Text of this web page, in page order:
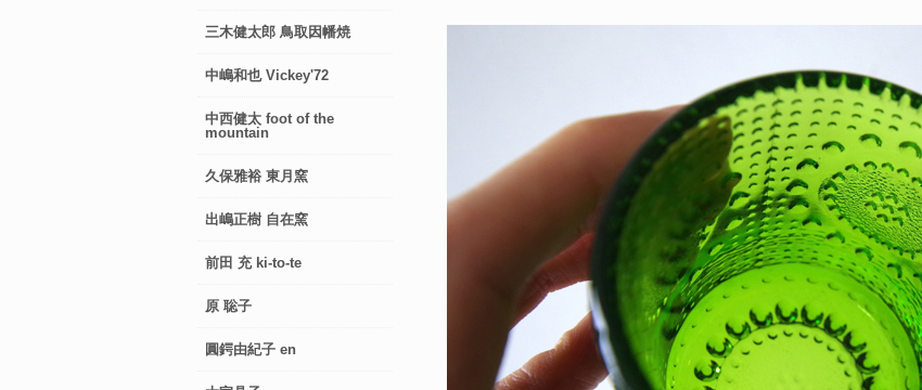
三木健太郎 鳥取因幡焼
中嶋和也 Vickey'72
中西健太 foot of the
mountain
久保雅裕 東月窯
出嶋正樹 自在窯
前田 充 ki-to-te
原 聡子
圓鍔由紀子 en